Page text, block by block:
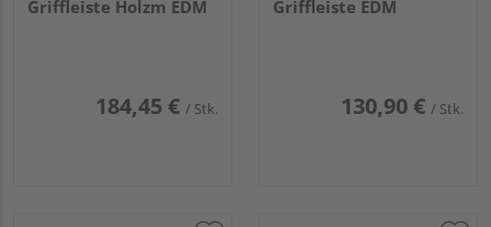
Griffleiste Holzm EDM
184,45 € / Stk.
Griffleiste EDM
130,90 € / Stk.